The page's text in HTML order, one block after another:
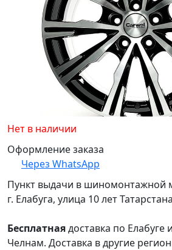
Нет в наличии
Оформление заказа
Через WhatsApp
Пункт выдачи в шиномонтажной
г. Елабуга, улица 10 лет
Бесплатнаядоставка по
Челнам. Доставка в другие